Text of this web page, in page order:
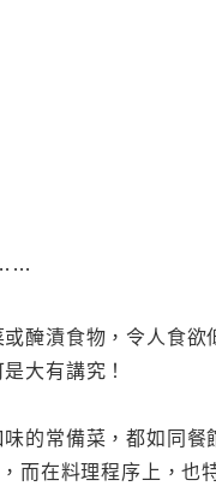
……
醃漬食物，令人食
大有講究！
的常備菜，都如同
而在料理程序上，也